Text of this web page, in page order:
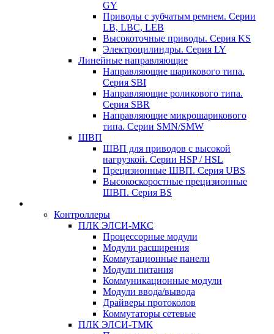
GY
Приводы с зубчатым ремнем. Серии
LB, LBC, LEB
Высокоточные приводы. Серия KS
Электроцилиндры. Серия LY
Линейные направляющие
Направляющие шарикового типа.
Серия SBI
Направляющие роликового типа.
Серия SBR
Направляющие микрошарикового
типа. Серии SMN/SMW
ШВП
ШВП для приводов с высокой
нагрузкой. Серии HSP / HSL
Прецизионные ШВП. Серия UBS
Высокоскоростные прецизионные
ШВП. Серия BS
Контроллеры
ПЛК ЭЛСИ-МКС
Процессорные модули
Модули расширения
Коммутационные панели
Модули питания
Коммуникационные модули
Модули ввода/вывода
Драйверы протоколов
Коммутаторы сетевые
ПЛК ЭЛСИ-ТМК